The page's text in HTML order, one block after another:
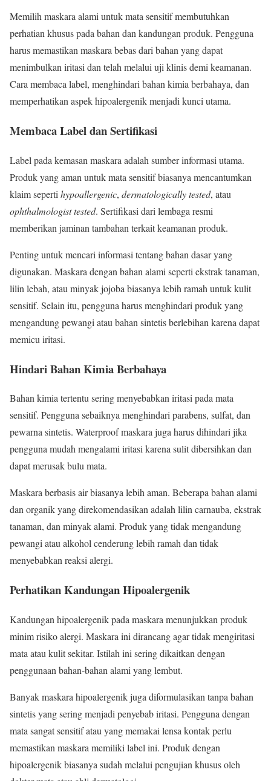
Memilih maskara alami untuk mata sensitif membutuhkan
perhatian khusus pada bahan dan kandungan produk. Pengguna
harus memastikan maskara bebas dari bahan yang dapat
menimbulkan iritasi dan telah melalui uji klinis demi keamanan.
Cara membaca label, menghindari bahan kimia berbahaya, dan
memperhatikan aspek hipoalergenik menjadi kunci utama.
Membaca Label dan Sertifikasi
Label pada kemasan maskara adalah sumber informasi utama.
Produk yang aman untuk mata sensitif biasanya mencantumkan
klaim seperti hypoallergenic, dermatologically tested, atau
ophthalmologist tested. Sertifikasi dari lembaga resmi
memberikan jaminan tambahan terkait keamanan produk.
Penting untuk mencari informasi tentang bahan dasar yang
digunakan. Maskara dengan bahan alami seperti ekstrak tanaman,
lilin lebah, atau minyak jojoba biasanya lebih ramah untuk kulit
sensitif. Selain itu, pengguna harus menghindari produk yang
mengandung pewangi atau bahan sintetis berlebihan karena dapat
memicu iritasi.
Hindari Bahan Kimia Berbahaya
Bahan kimia tertentu sering menyebabkan iritasi pada mata
sensitif. Pengguna sebaiknya menghindari parabens, sulfat, dan
pewarna sintetis. Waterproof maskara juga harus dihindari jika
pengguna mudah mengalami iritasi karena sulit dibersihkan dan
dapat merusak bulu mata.
Maskara berbasis air biasanya lebih aman. Beberapa bahan alami
dan organik yang direkomendasikan adalah lilin carnauba, ekstrak
tanaman, dan minyak alami. Produk yang tidak mengandung
pewangi atau alkohol cenderung lebih ramah dan tidak
menyebabkan reaksi alergi.
Perhatikan Kandungan Hipoalergenik
Kandungan hipoalergenik pada maskara menunjukkan produk
minim risiko alergi. Maskara ini dirancang agar tidak mengiritasi
mata atau kulit sekitar. Istilah ini sering dikaitkan dengan
penggunaan bahan-bahan alami yang lembut.
Banyak maskara hipoalergenik juga diformulasikan tanpa bahan
sintetis yang sering menjadi penyebab iritasi. Pengguna dengan
mata sangat sensitif atau yang memakai lensa kontak perlu
memastikan maskara memiliki label ini. Produk dengan
hipoalergenik biasanya sudah melalui pengujian khusus oleh